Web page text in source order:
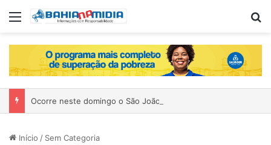
Menu
Início / Sem Categoria